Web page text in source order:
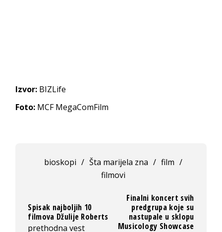
Izvor: BIZLife
Foto: MCF MegaComFilm
bioskopi / Šta marijela zna / film /
filmovi
Spisak najboljih 10
filmova Džulije Roberts
prethodna vest
Finalni koncert svih
predgrupa koje su
nastupale u sklopu
Musicology Showcase